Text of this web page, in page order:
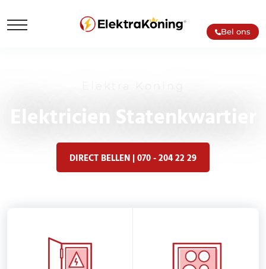
Bel ons
Elektricien Statenkwartier
DIRECT BELLEN | 070 - 204 22 29